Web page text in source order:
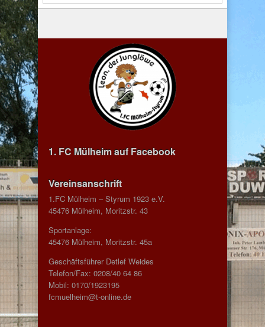
1. FC Mülheim auf Facebook
Vereinsanschrift
1.FC Mülheim – Styrum 1923 e.V.
45476 Mülheim, Moritzstr. 43
Sportanlage:
45476 Mülheim, Moritzstr. 45a
Geschäftsführer Detlef Weides
Telefon/Fax: 0208/40 64 86
Mobil: 0170/1923195
fcmuelheim@t-online.de